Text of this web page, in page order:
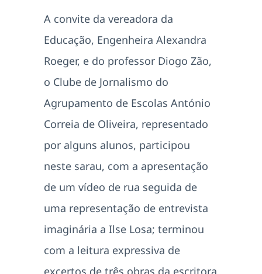
A convite da vereadora da
Educação, Engenheira Alexandra
Roeger, e do professor Diogo Zão,
o Clube de Jornalismo do
Agrupamento de Escolas António
Correia de Oliveira, representado
por alguns alunos, participou
neste sarau, com a apresentação
de um vídeo de rua seguida de
uma representação de entrevista
imaginária a Ilse Losa; terminou
com a leitura expressiva de
excertos de três obras da escritora